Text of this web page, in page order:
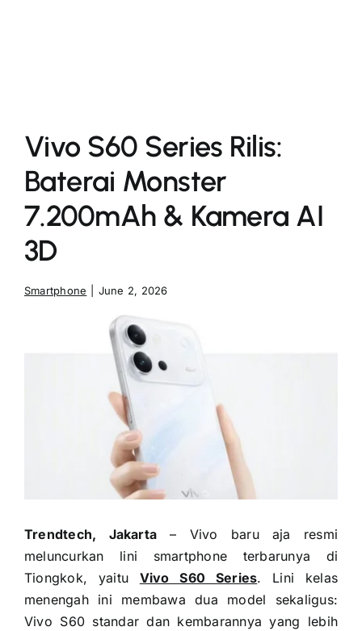
Vivo S60 Series Rilis:
Baterai Monster
7.200mAh & Kamera AI
3D
Smartphone June 2, 2026
Trendtech, Jakarta – Vivo baru aja resmi
meluncurkan lini smartphone terbarunya di
Tiongkok, yaitu Vivo S60 Series. Lini kelas
menengah ini membawa dua model sekaligus:
Vivo S60 standar dan kembarannya yang lebih